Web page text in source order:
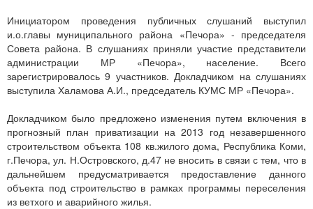
Инициатором проведения публичных слушаний выступил
и.о.главы муниципального района «Печора» - председателя
Совета района. В слушаниях приняли участие представители
администрации МР «Печора», население. Всего
зарегистрировалось 9 участников. Докладчиком на слушаниях
выступила Халамова А.И., председатель КУМС МР «Печора».
Докладчиком было предложено изменения путем включения в
прогнозный план приватизации на 2013 год незавершенного
строительством объекта 108 кв.жилого дома, Республика Коми,
г.Печора, ул. Н.Островского, д.47 не вносить в связи с тем, что в
дальнейшем предусматривается предоставление данного
объекта под строительство в рамках программы переселения
из ветхого и аварийного жилья.